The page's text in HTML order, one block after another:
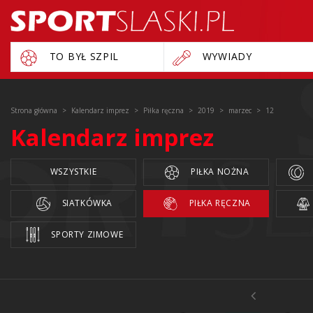
TO BYŁ SZPIL WYWIADY
Strona główna Kalendarz imprez Piłka ręczna 2019 marzec 12
Kalendarz imprez
WSZYSTKIE PIŁKA NOŻNA
SIATKÓWKA PIŁKA RĘCZNA
SPORTY ZIMOWE